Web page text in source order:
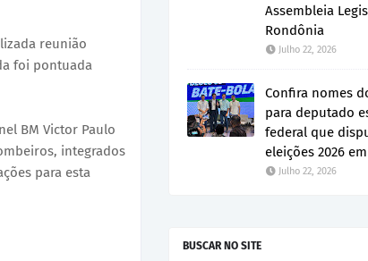
reunião
foi pontuada
BM Victor Paulo
integrados
para esta
Assembleia
Rondônia
Julho 22, 2026
Confira nomes
para deputado
federal que
eleições 2026
Julho 22, 2026
BUSCAR NO SITE